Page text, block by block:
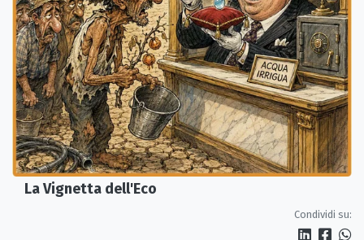
La Vignetta dell'Eco
Condividi su: